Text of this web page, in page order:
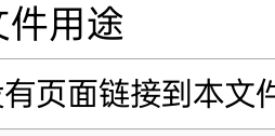
件用途
页面链接到本文